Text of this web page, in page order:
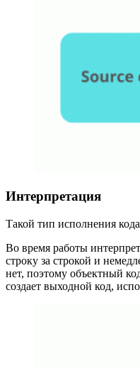
Интерпретация
Такой тип исполнения
Во время работы
строку за строкой и
нет, поэтому объектный
создает выходной код,